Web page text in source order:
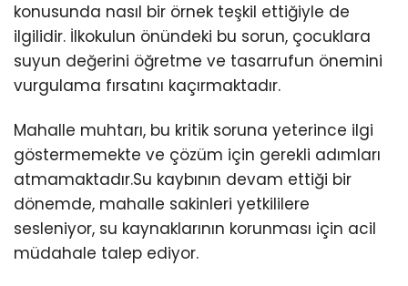
konusunda nasıl bir örnek teşkil ettiğiyle de
ilgilidir. İlkokulun önündeki bu sorun, çocuklara
suyun değerini öğretme ve tasarrufun önemini
vurgulama fırsatını kaçırmaktadır.
Mahalle muhtarı, bu kritik soruna yeterince ilgi
göstermemekte ve çözüm için gerekli adımları
atmamaktadır.Su kaybının devam ettiği bir
dönemde, mahalle sakinleri yetkililere
sesleniyor, su kaynaklarının korunması için acil
müdahale talep ediyor.